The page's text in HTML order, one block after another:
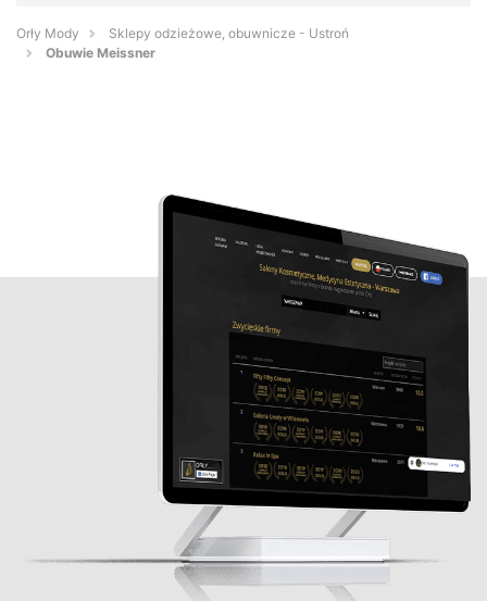
Orły Mody
Sklepy odzieżowe, obuwnicze - Ustroń
Obuwie Meissner